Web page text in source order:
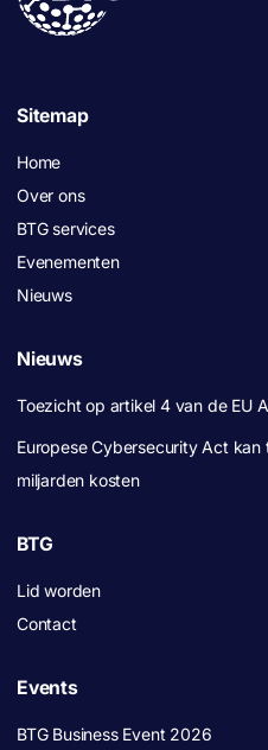
Sitemap
Home
Over ons
BTG services
Evenementen
Nieuws
Nieuws
Toezicht op artikel 4 van de EU
Europese Cybersecurity Act
miljarden kosten
BTG
Lid worden
Contact
Events
BTG Business Event 2026